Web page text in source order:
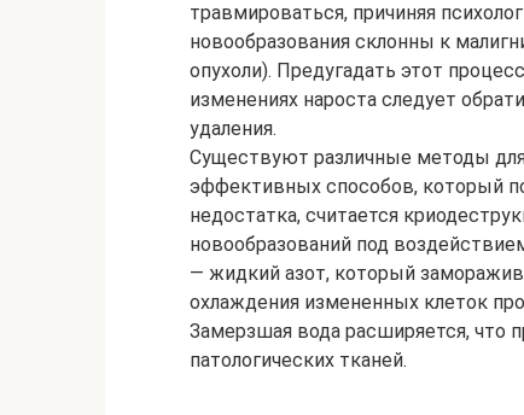
травмироваться, причиняя
новообразования склонны к
опухоли). Предугадать этот
изменениях нароста следует
удаления.
Существуют различные методы
эффективных способов, который
недостатка, считается
новообразований под
— жидкий азот, который
охлаждения измененных клеток
Замерзшая вода расширяется, что
патологических тканей.